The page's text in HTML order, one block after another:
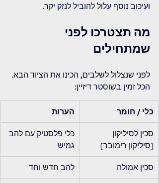
ועיכוב נוסף עלול להוביל לנזק יקר.
מה תצטרכו לפני
שמתחילים
לפני שנצלול לשלבים, הכינו את הציוד הבא.
הכל זמין בשוסטר דיזיין:
כלי / חומר הערות
סכין לסיליקון
(סיליקון רימובר)
כלי פלסטיק עם להב
גמיש
סכין אמולה להב חדש וחד